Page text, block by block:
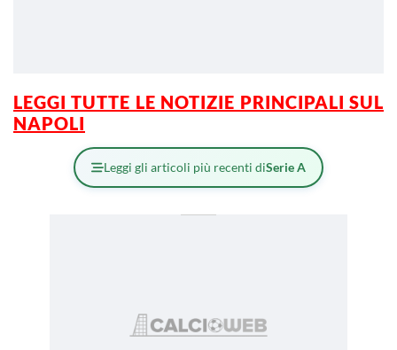
LEGGI TUTTE LE NOTIZIE PRINCIPALI SUL
NAPOLI
Leggi gli articoli più recenti diSerie A